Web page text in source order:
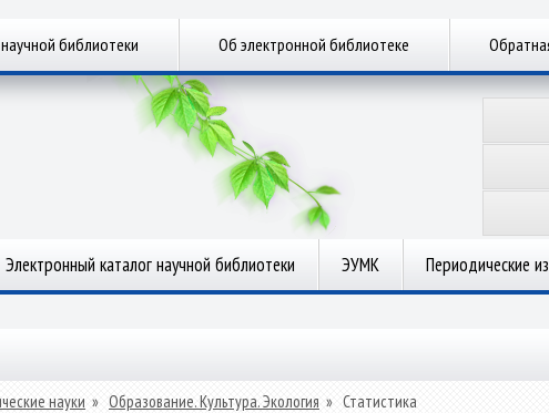
библиотеки Об электронной библиотеке
Электронный каталог научной библиотеки ЭУМК Периодические
науки » Образование. Культура. Экология » Статистика